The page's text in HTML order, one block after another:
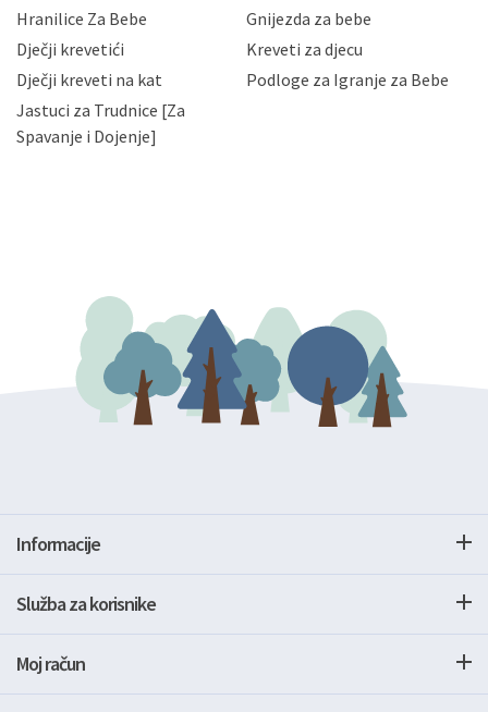
slučajevima koji su dozvoljeni zakonima. Napominjemo
da možete u svako doba, u potpunosti ili djelomice,
zatražiti prestanak aktivnosti obrade Vaših osobnih
podataka. Opoziv privole možete podnijeti poštom na
gore navedenu adresu ili e-mailom na adresu:
Hranilice Za Bebe
Gnijezda za bebe
Dječji krevetići
Kreveti za djecu
Dječji kreveti na kat
Podloge za Igranje za Bebe
Jastuci za Trudnice [Za
Spavanje i Dojenje]
Informacije
Služba za korisnike
Moj račun